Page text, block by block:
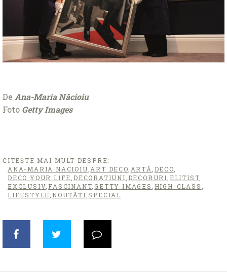
De Ana-Maria Năcioiu
Foto Getty Images
CITEȘTE MAI MULT DESPRE:
ANA-MARIA NACIOIU ART DECO ARTĂ DECO
DECO YOUR LIFE DECORATIUNI DECORURI ELITIST
EXCLUSIV FASCINANT GETTY IMAGES HIGH-CLASS
LIFESTYLE NOUTĂȚI ,SPECIAL